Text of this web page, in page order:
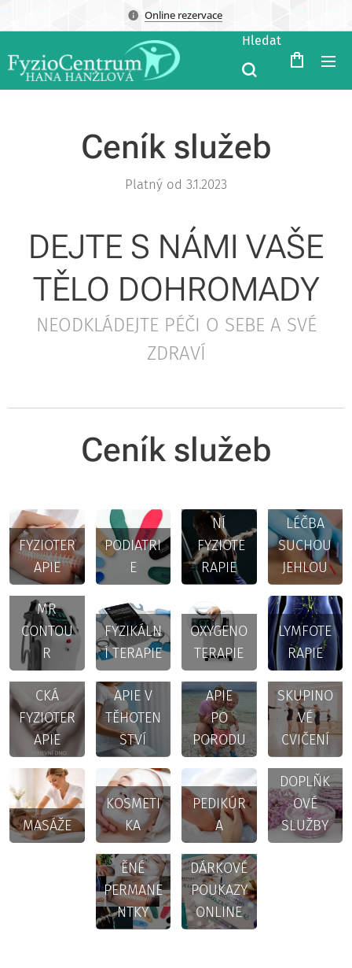
Online rezervace
Hledat
Ceník služeb
Platný od 3.1.2023
DEJTE S NÁMI VAŠE
TĚLO DOHROMADY
NEODKLÁDEJTE PÉČI O SEBE A SVÉ
ZDRAVÍ
Ceník služeb
FYZIOTER
APIE
PODIATRI
E
NÍ
FYZIOTE
RAPIE
LÉČBA
SUCHOU
JEHLOU
MR
CONTOU
R
FYZIKÁLN
Í TERAPIE
OXYGENO
TERAPIE
LYMFOTE
RAPIE
UROGYN
EKOLOGI
CKÁ
FYZIOTER
APIE
FYZIOTER
APIE V
TĚHOTEN
STVÍ
FYZIOTER
APIE
PO
PORODU
SKUPINO
VÉ
CVIČENÍ
MASÁŽE
KOSMETI
KA
PEDIKÚR
A
DOPLŇK
OVÉ
SLUŽBY
ZVÝHODN
ĚNÉ
PERMANE
NTKY
DÁRKOVÉ
POUKAZY
ONLINE